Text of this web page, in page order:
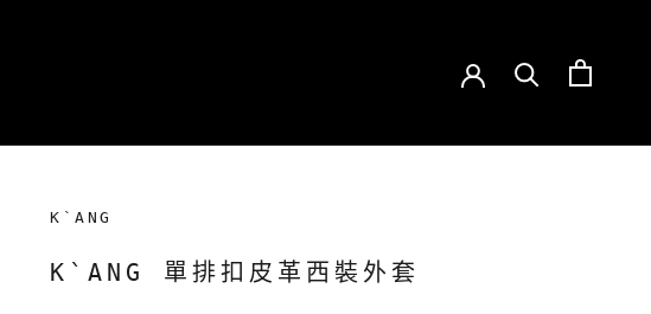
K`ANG
K`ANG 單排扣皮革西裝外套